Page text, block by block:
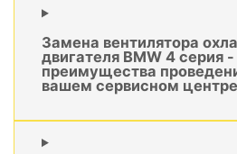
Замена вентилятора
двигателя BMW 4 серия
преимущества
вашем сервисном